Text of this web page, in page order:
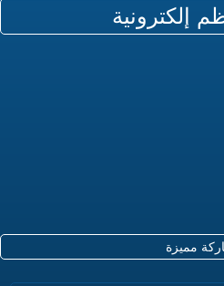
إلكترونية
مميزة